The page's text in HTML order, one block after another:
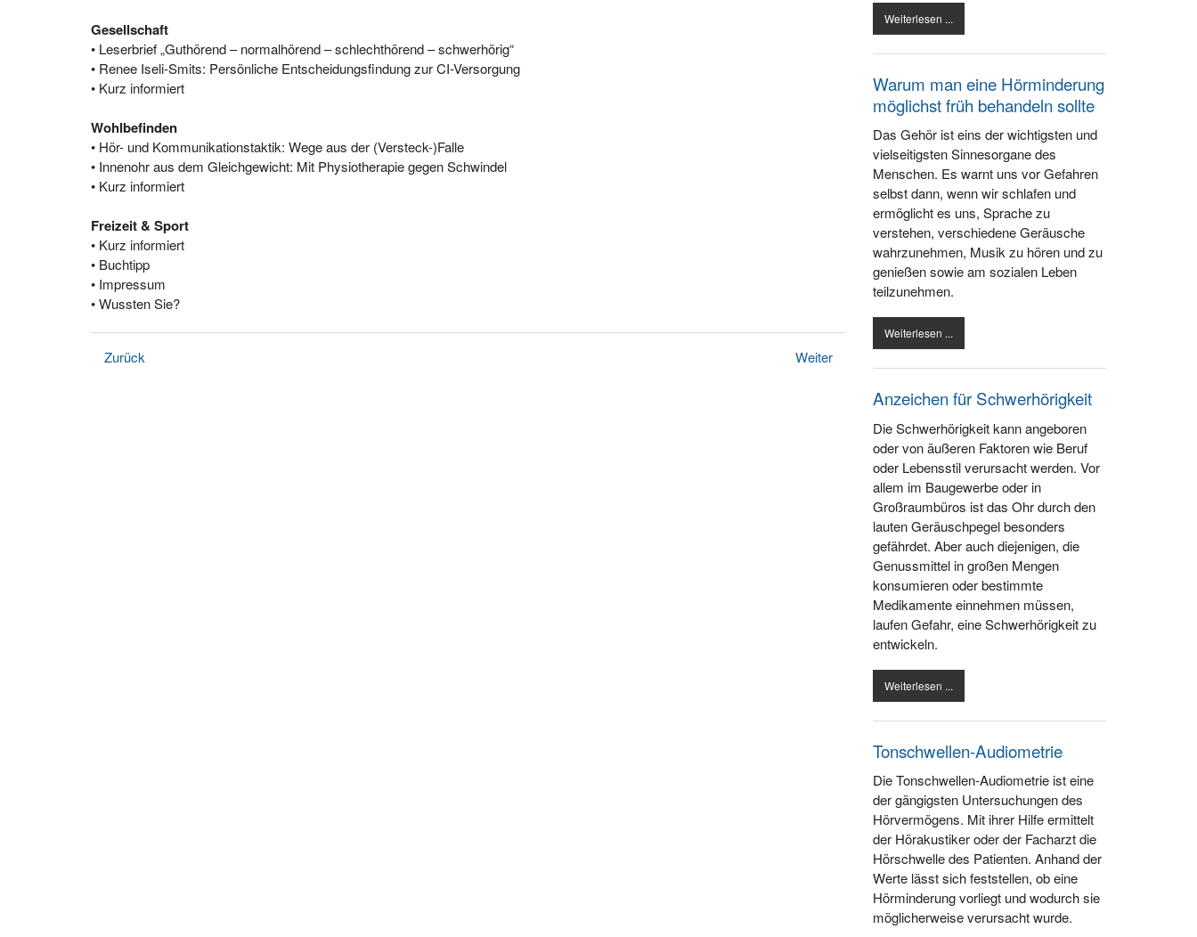
Gesellschaft
• Leserbrief „Guthörend – normalhörend – schlechthörend – schwerhörig“
• Renee Iseli-Smits: Persönliche Entscheidungsfindung zur CI-Versorgung
• Kurz informiert
Wohlbefinden
• Hör- und Kommunikationstaktik: Wege aus der (Versteck-)Falle
• Innenohr aus dem Gleichgewicht: Mit Physiotherapie gegen Schwindel
• Kurz informiert
Freizeit & Sport
• Kurz informiert
• Buchtipp
• Impressum
• Wussten Sie?
Zurück Weiter
Weiterlesen ...
Warum man eine Hörminderung
möglichst früh behandeln sollte
Das Gehör ist eins der wichtigsten und
vielseitigsten Sinnesorgane des
Menschen. Es warnt uns vor Gefahren
selbst dann, wenn wir schlafen und
ermöglicht es uns, Sprache zu
verstehen, verschiedene Geräusche
wahrzunehmen, Musik zu hören und zu
genießen sowie am sozialen Leben
teilzunehmen.
Weiterlesen ...
Anzeichen für Schwerhörigkeit
Die Schwerhörigkeit kann angeboren
oder von äußeren Faktoren wie Beruf
oder Lebensstil verursacht werden. Vor
allem im Baugewerbe oder in
Großraumbüros ist das Ohr durch den
lauten Geräuschpegel besonders
gefährdet. Aber auch diejenigen, die
Genussmittel in großen Mengen
konsumieren oder bestimmte
Medikamente einnehmen müssen,
laufen Gefahr, eine Schwerhörigkeit zu
entwickeln.
Weiterlesen ...
Tonschwellen-Audiometrie
Die Tonschwellen-Audiometrie ist eine
der gängigsten Untersuchungen des
Hörvermögens. Mit ihrer Hilfe ermittelt
der Hörakustiker oder der Facharzt die
Hörschwelle des Patienten. Anhand der
Werte lässt sich feststellen, ob eine
Hörminderung vorliegt und wodurch sie
möglicherweise verursacht wurde.